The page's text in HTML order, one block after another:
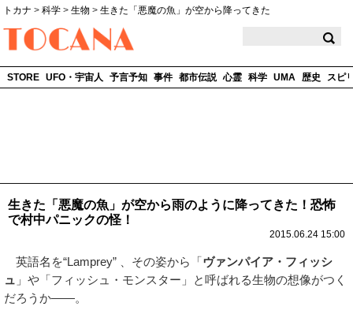
トカナ > 科学 > 生物 > 生きた「悪魔の魚」が空から降ってきた
STORE UFO・宇宙人 予言予知 事件 都市伝説 心霊 科学 UMA 歴史 スピ
生きた「悪魔の魚」が空から雨のように降ってきた！恐怖
で村中パニックの怪！
2015.06.24 15:00
英語名を“Lamprey” 、その姿から「ヴァンパイア・フィッシ
ュ 」や「フィッシュ・モンスター」と呼ばれる生物の想像がつく
だろうか――。